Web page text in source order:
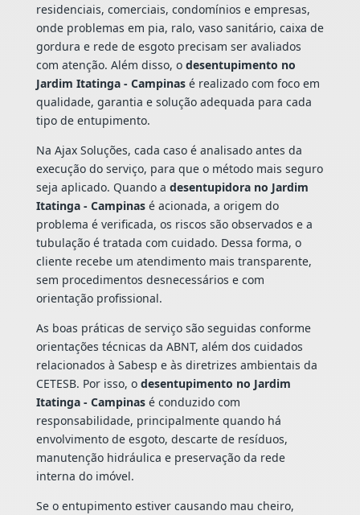
residenciais, comerciais, condomínios e empresas,
onde problemas em pia, ralo, vaso sanitário, caixa de
gordura e rede de esgoto precisam ser avaliados
com atenção. Além disso, o desentupimento no
Jardim Itatinga - Campinasé realizado com foco em
qualidade, garantia e solução adequada para cada
tipo de entupimento.
Na Ajax Soluções, cada caso é analisado antes da
execução do serviço, para que o método mais seguro
seja aplicado. Quando a desentupidora no Jardim
Itatinga - Campinasé acionada, a origem do
problema é verificada, os riscos são observados e a
tubulação é tratada com cuidado. Dessa forma, o
cliente recebe um atendimento mais transparente,
sem procedimentos desnecessários e com
orientação profissional.
As boas práticas de serviço são seguidas conforme
orientações técnicas da ABNT, além dos cuidados
relacionados à Sabesp e às diretrizes ambientais da
CETESB. Por isso, o desentupimento no Jardim
Itatinga - Campinasé conduzido com
responsabilidade, principalmente quando há
envolvimento de esgoto, descarte de resíduos,
manutenção hidráulica e preservação da rede
interna do imóvel.
Se o entupimento estiver causando mau cheiro,